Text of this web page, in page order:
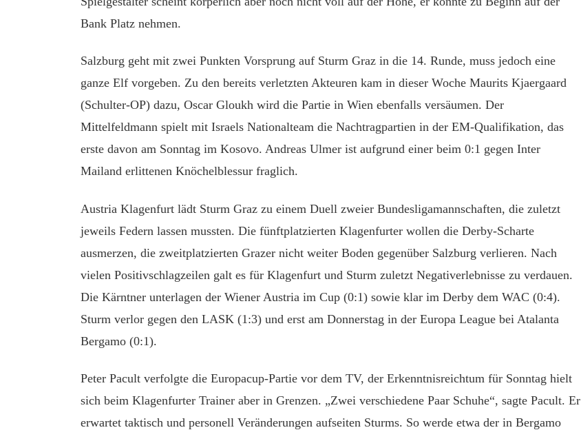
Bank Platz nehmen.
Salzburg geht mit zwei Punkten Vorsprung auf Sturm Graz in die 14. Runde, muss jedoch eine
ganze Elf vorgeben. Zu den bereits verletzten Akteuren kam in dieser Woche Maurits Kjaergaard
(Schulter-OP) dazu, Oscar Gloukh wird die Partie in Wien ebenfalls versäumen. Der
Mittelfeldmann spielt mit Israels Nationalteam die Nachtragpartien in der EM-Qualifikation, das
erste davon am Sonntag im Kosovo. Andreas Ulmer ist aufgrund einer beim 0:1 gegen Inter
Mailand erlittenen Knöchelblessur fraglich.
Austria Klagenfurt lädt Sturm Graz zu einem Duell zweier Bundesligamannschaften, die zuletzt
jeweils Federn lassen mussten. Die fünftplatzierten Klagenfurter wollen die Derby-Scharte
ausmerzen, die zweitplatzierten Grazer nicht weiter Boden gegenüber Salzburg verlieren. Nach
vielen Positivschlagzeilen galt es für Klagenfurt und Sturm zuletzt Negativerlebnisse zu verdauen.
Die Kärntner unterlagen der Wiener Austria im Cup (0:1) sowie klar im Derby dem WAC (0:4).
Sturm verlor gegen den LASK (1:3) und erst am Donnerstag in der Europa League bei Atalanta
Bergamo (0:1).
Peter Pacult verfolgte die Europacup-Partie vor dem TV, der Erkenntnisreichtum für Sonntag hielt
sich beim Klagenfurter Trainer aber in Grenzen. „Zwei verschiedene Paar Schuhe“, sagte Pacult. Er
erwartet taktisch und personell Veränderungen aufseiten Sturms. So werde etwa der in Bergamo